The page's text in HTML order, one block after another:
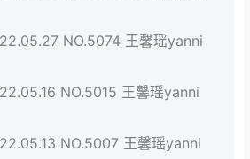
NO.5074 王馨瑶yanni
NO.5015 王馨瑶yanni
NO.5007 王馨瑶yanni